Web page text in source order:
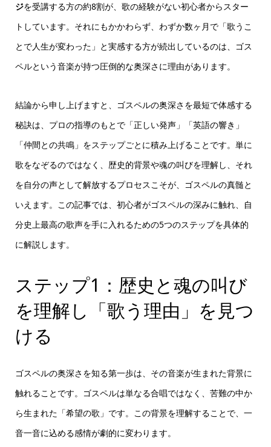
ジを受講する方の約8割が、歌の経験がない初心者からスター
トしています。それにもかかわらず、わずか数ヶ月で「歌うこ
とで人生が変わった」と実感する方が続出しているのは、ゴス
ペルという音楽が持つ圧倒的な奥深さに理由があります。
結論から申し上げますと、ゴスペルの奥深さを最短で体感する
秘訣は、プロの指導のもとで「正しい発声」「英語の響き」
「仲間との共鳴」をステップごとに積み上げることです。単に
歌をなぞるのではなく、歴史的背景や魂の叫びを理解し、それ
を自分の声として解放するプロセスこそが、ゴスペルの真髄と
いえます。この記事では、初心者がゴスペルの深みに触れ、自
分史上最高の歌声を手に入れるための5つのステップを具体的
に解説します。
ステップ1：歴史と魂の叫び
を理解し「歌う理由」を見つ
ける
ゴスペルの奥深さを知る第一歩は、その音楽が生まれた背景に
触れることです。ゴスペルは単なる合唱ではなく、苦難の中か
ら生まれた「希望の歌」です。この背景を理解することで、一
音一音に込める感情が劇的に変わります。